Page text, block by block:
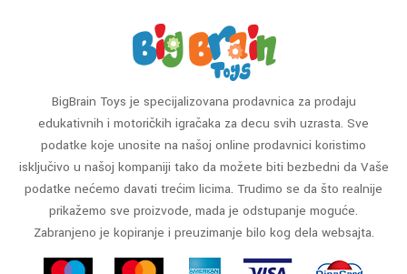
BigBrain Toys je specijalizovana prodavnica za prodaju
edukativnih i motoričkih igračaka za decu svih uzrasta. Sve
podatke koje unosite na našoj online prodavnici koristimo
isključivo u našoj kompaniji tako da možete biti bezbedni da Vaše
podatke nećemo davati trećim licima. Trudimo se da što realnije
prikažemo sve proizvode, mada je odstupanje moguće.
Zabranjeno je kopiranje i preuzimanje bilo kog dela websajta.